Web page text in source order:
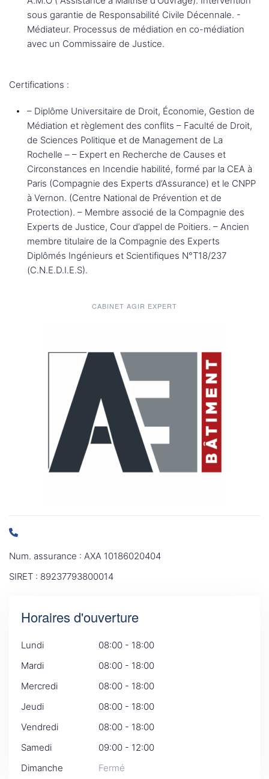
sous garantie de Responsabilité Civile Décennale. -
Médiateur. Processus de médiation en co-médiation
avec un Commissaire de Justice.
Certifications :
– Diplôme Universitaire de Droit, Économie, Gestion de
Médiation et règlement des conflits – Faculté de Droit,
de Sciences Politique et de Management de La
Rochelle – – Expert en Recherche de Causes et
Circonstances en Incendie habilité, formé par la CEA à
Paris (Compagnie des Experts d’Assurance) et le CNPP
à Vernon. (Centre National de Prévention et de
Protection). – Membre associé de la Compagnie des
Experts de Justice, Cour d’appel de Poitiers. – Ancien
membre titulaire de la Compagnie des Experts
Diplômés Ingénieurs et Scientifiques N°T18/237
(C.N.E.D.I.E.S).
CABINET AGIR EXPERT
Num. assurance : AXA 10186020404
SIRET : 89237793800014
Horaires d'ouverture
Lundi
08:00 - 18:00
Mardi
08:00 - 18:00
Mercredi
08:00 - 18:00
Jeudi
08:00 - 18:00
Vendredi
08:00 - 18:00
Samedi
09:00 - 12:00
Dimanche
Fermé